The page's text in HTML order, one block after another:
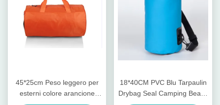
45*25cm Peso leggero per
esterni colore arancione
18*40CM PVC Blu Tarpaulin
Drybag Seal Camping Beach